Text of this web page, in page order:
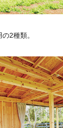
2種類。